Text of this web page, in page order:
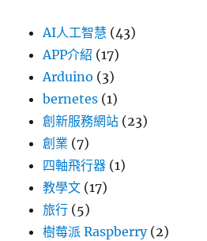
AI人工智慧 (43)
APP介紹 (17)
Arduino (3)
bernetes (1)
創新服務網站 (23)
創業 (7)
四軸飛行器 (1)
教學文 (17)
旅行 (5)
樹莓派 Raspberry(2)